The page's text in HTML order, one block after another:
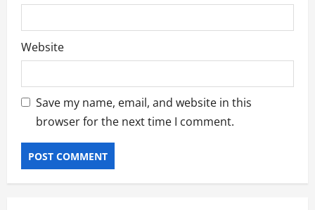
Website
Save my name, email, and website in this
browser for the next time I comment.